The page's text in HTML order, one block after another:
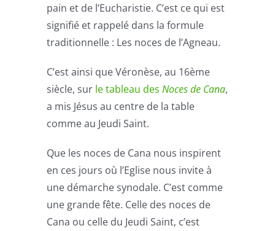
pain et de l’Eucharistie. C’est ce qui est
signifié et rappelé dans la formule
traditionnelle : Les noces de l’Agneau.
C’est ainsi que Véronèse, au 16ème
siècle, sur le tableau desNoces de Cana,
a mis Jésus au centre de la table
comme au Jeudi Saint.
Que les noces de Cana nous inspirent
en ces jours où l’Eglise nous invite à
une démarche synodale. C’est comme
une grande fête. Celle des noces de
Cana ou celle du Jeudi Saint, c’est